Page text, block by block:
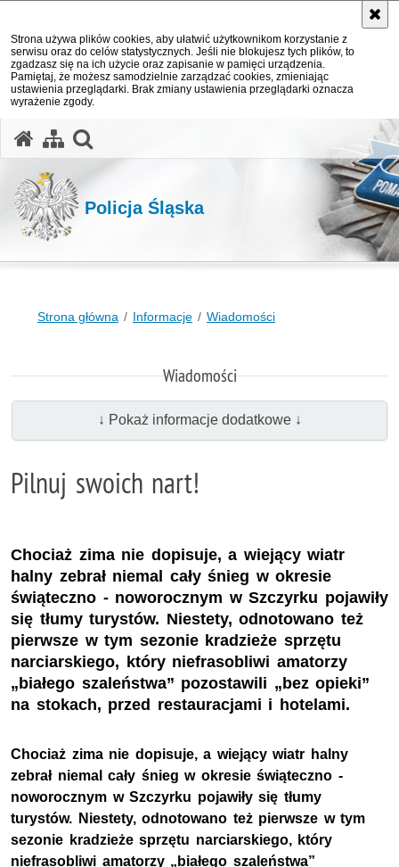
Strona używa plików cookies, aby ułatwić użytkownikom korzystanie z
serwisu oraz do celów statystycznych. Jeśli nie blokujesz tych plików, to
zgadzasz się na ich użycie oraz zapisanie w pamięci urządzenia.
Pamiętaj, że możesz samodzielnie zarządzać cookies, zmieniając
ustawienia przeglądarki. Brak zmiany ustawienia przeglądarki oznacza
wyrażenie zgody.
Policja Śląska
Strona główna Informacje Wiadomości
Wiadomości
↓ Pokaż informacje dodatkowe ↓
Pilnuj swoich nart!
Chociaż zima nie dopisuje, a wiejący wiatr
halny zebrał niemal cały śnieg w okresie
świąteczno - noworocznym w Szczyrku pojawiły
się tłumy turystów. Niestety, odnotowano też
pierwsze w tym sezonie kradzieże sprzętu
narciarskiego, który niefrasobliwi amatorzy
„białego szaleństwa” pozostawili „bez opieki”
na stokach, przed restauracjami i hotelami.
Chociaż zima nie dopisuje, a wiejący wiatr halny
zebrał niemal cały śnieg w okresie świąteczno -
noworocznym w Szczyrku pojawiły się tłumy
turystów. Niestety, odnotowano też pierwsze w tym
sezonie kradzieże sprzętu narciarskiego, który
niefrasobliwi amatorzy „białego szaleństwa”